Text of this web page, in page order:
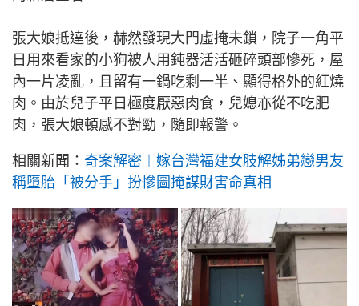
張大娘抵達後，赫然發現大門虛掩未鎖，院子一角平
日用來看家的小狗被人用鈍器活活砸碎頭部慘死，屋
內一片凌亂，且留有一鍋吃剩一半、顯得格外的紅燒
肉。由於兒子平日極度厭惡肉食，兒媳亦從不吃肥
肉，張大娘頓感不對勁，隨即報警。
相關新聞： 奇案解密︱嫁台灣福建女肢解姊弟戀男友
稱墮胎「被分手」扮慘圖掩謀財害命真相